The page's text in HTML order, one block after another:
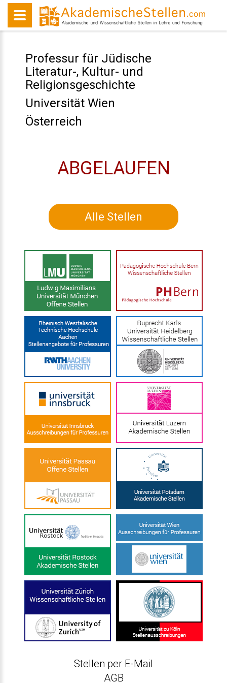
Professur für Jüdische
Literatur-, Kultur- und
Religionsgeschichte
Universität Wien
Österreich
ABGELAUFEN
Alle Stellen
Stellen per E-Mail
AGB